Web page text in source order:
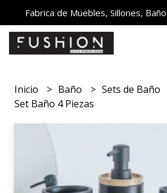
Fabrica de Muebles, Sillones,
Inicio Baño
Sets de Baño
Set Baño 4 Piezas